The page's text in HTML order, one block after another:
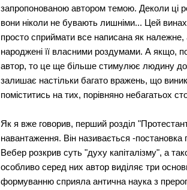
запропонованою автором темою. Деколи ці
вони ніколи не бувають лишніми... Цей
просто сприймати все написана як
народжені її власними роздумами. А якщо,
автор, то це ще більше стимулює людину до
залишає настільки багато вражень, що
поміститись на тих, порівняно небагатьох
Як я вже говорив, перший розділ
навантаження. Він називається -постановка
Вебер розкрив суть "духу капіталізму", а
особливо серед них автор виділяє три
формуванню сприяла антична наука з